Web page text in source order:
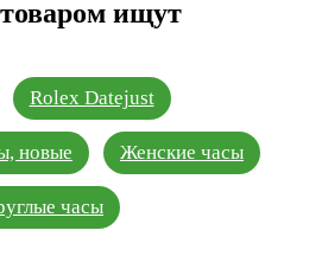
ищут
Rolex Datejust
новые Женские часы
часы